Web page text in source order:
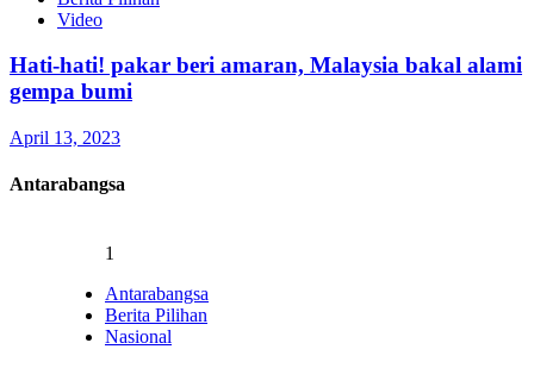
Video
Hati-hati! pakar beri amaran, Malaysia bakal alami
gempa bumi
April 13, 2023
Antarabangsa
1
Antarabangsa
Berita Pilihan
Nasional